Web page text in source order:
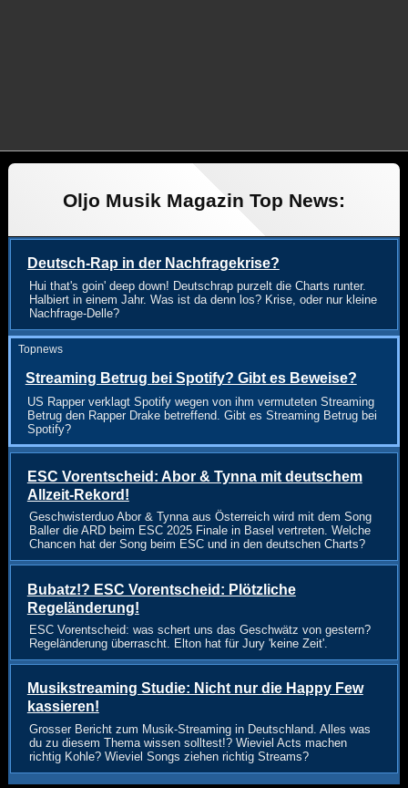
Oljo Musik Magazin Top News:
Deutsch-Rap in der Nachfragekrise?
Hui that's goin' deep down! Deutschrap purzelt die Charts runter.
Halbiert in einem Jahr. Was ist da denn los? Krise, oder nur kleine
Nachfrage-Delle?
Topnews
Streaming Betrug bei Spotify? Gibt es Beweise?
US Rapper verklagt Spotify wegen von ihm vermuteten Streaming
Betrug den Rapper Drake betreffend. Gibt es Streaming Betrug bei
Spotify?
ESC Vorentscheid: Abor & Tynna mit deutschem
Allzeit-Rekord!
Geschwisterduo Abor & Tynna aus Österreich wird mit dem Song
Baller die ARD beim ESC 2025 Finale in Basel vertreten. Welche
Chancen hat der Song beim ESC und in den deutschen Charts?
Bubatz!? ESC Vorentscheid: Plötzliche
Regeländerung!
ESC Vorentscheid: was schert uns das Geschwätz von gestern?
Regeländerung überrascht. Elton hat für Jury 'keine Zeit'.
Musikstreaming Studie: Nicht nur die Happy Few
kassieren!
Grosser Bericht zum Musik-Streaming in Deutschland. Alles was
du zu diesem Thema wissen solltest!? Wieviel Acts machen
richtig Kohle? Wieviel Songs ziehen richtig Streams?